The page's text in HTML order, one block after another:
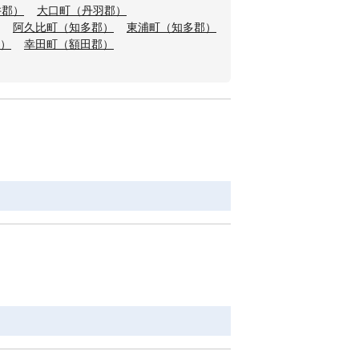
）
大口町（丹羽郡）
阿久比町（知多郡）
東浦町（知多郡）
幸田町（額田郡）